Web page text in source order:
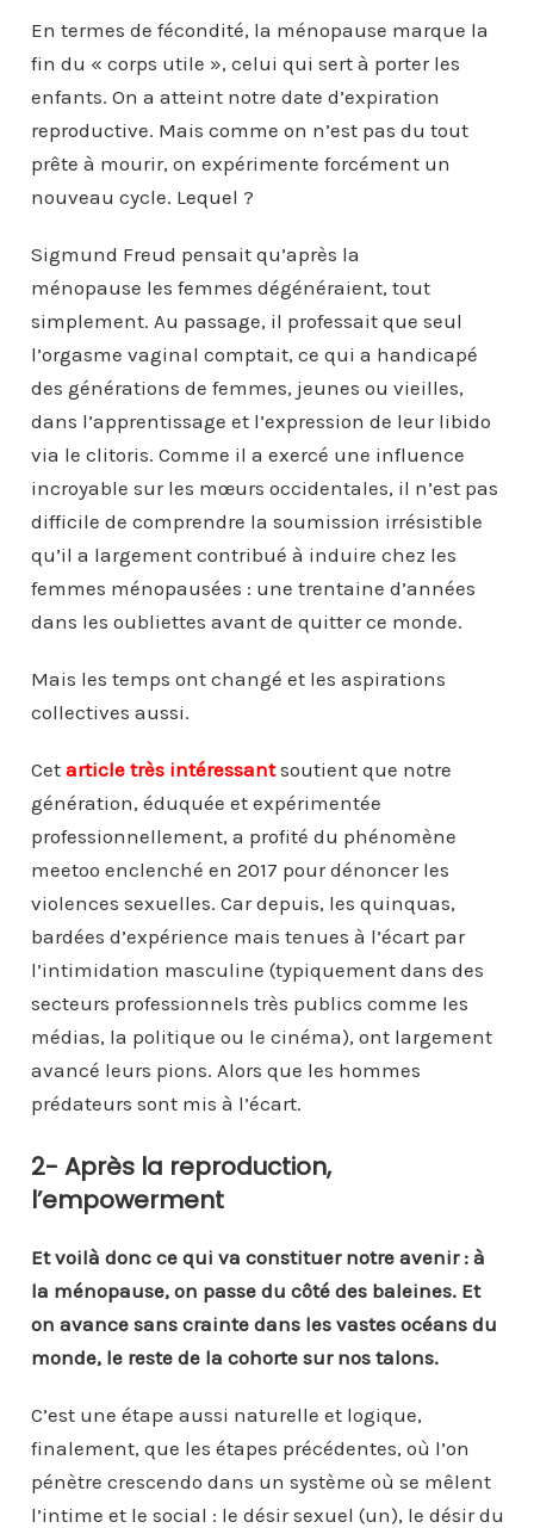
En termes de fécondité, la ménopause marque la
fin du « corps utile », celui qui sert à porter les
enfants. On a atteint notre date d’expiration
reproductive. Mais comme on n’est pas du tout
prête à mourir, on expérimente forcément un
nouveau cycle. Lequel ?
Sigmund Freud pensait qu’après la
ménopause les femmes dégénéraient, tout
simplement. Au passage, il professait que seul
l’orgasme vaginal comptait, ce qui a handicapé
des générations de femmes, jeunes ou vieilles,
dans l’apprentissage et l’expression de leur libido
via le clitoris. Comme il a exercé une influence
incroyable sur les mœurs occidentales, il n’est pas
difficile de comprendre la soumission irrésistible
qu’il a largement contribué à induire chez les
femmes ménopausées : une trentaine d’années
dans les oubliettes avant de quitter ce monde.
Mais les temps ont changé et les aspirations
collectives aussi.
Cet article très intéressantsoutient que notre
génération, éduquée et expérimentée
professionnellement, a profité du phénomène
meetoo enclenché en 2017 pour dénoncer les
violences sexuelles. Car depuis, les quinquas,
bardées d’expérience mais tenues à l’écart par
l’intimidation masculine (typiquement dans des
secteurs professionnels très publics comme les
médias, la politique ou le cinéma), ont largement
avancé leurs pions. Alors que les hommes
prédateurs sont mis à l’écart.
2- Après la reproduction,
l’empowerment
Et voilà donc ce qui va constituer notre avenir : à
la ménopause, on passe du côté des baleines. Et
on avance sans crainte dans les vastes océans du
monde, le reste de la cohorte sur nos talons.
C’est une étape aussi naturelle et logique,
finalement, que les étapes précédentes, où l’on
pénètre crescendo dans un système où se mêlent
l’intime et le social : le désir sexuel (un), le désir du